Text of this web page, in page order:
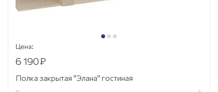
Цена:
6 190₽
Полка закрытая "Элана" гостиная